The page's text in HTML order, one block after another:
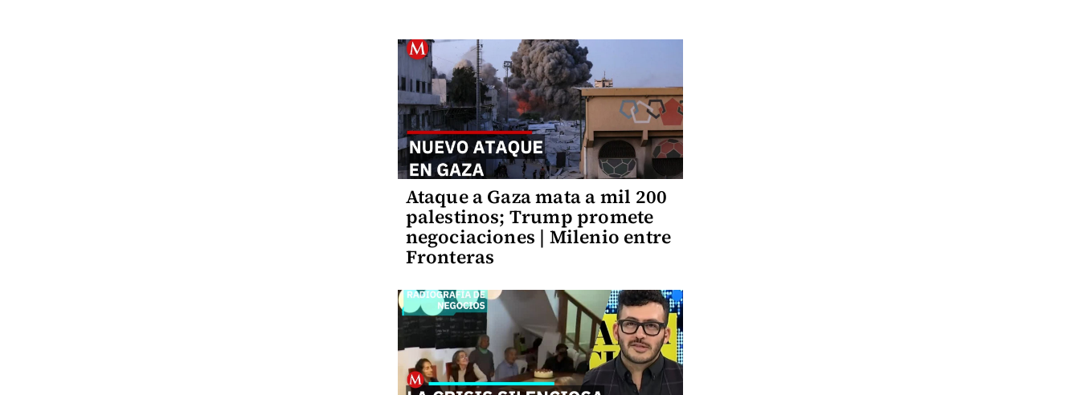
Ataque a Gaza mata a mil 200
palestinos; Trump promete
negociaciones | Milenio entre
Fronteras